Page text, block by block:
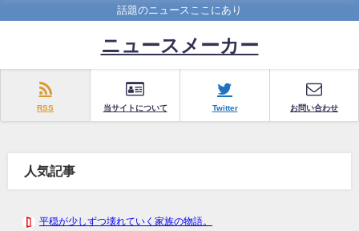
話題のニュースここにあり
ニュースメーカー
RSS 当サイトについて Twitter お問い合わせ
人気記事